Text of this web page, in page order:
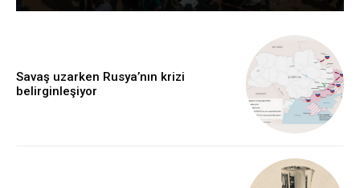
Savaş uzarken Rusya’nın krizi
belirginleşiyor